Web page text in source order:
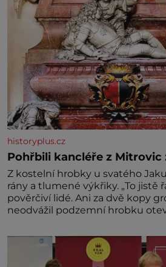
historyplus.cz
Pohřbili kancléře z Mitrovic
Z kostelní hrobky u svatého
rány a tlumené výkřiky. „To jistě
pověrčiví lidé. Ani za dvě kopy
neodvážil podzemní hrobku
divné burácení skutečně
později hrobku